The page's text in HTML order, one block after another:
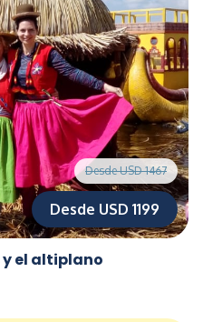
Desde USD 1467
Desde USD 1199
y el altiplano